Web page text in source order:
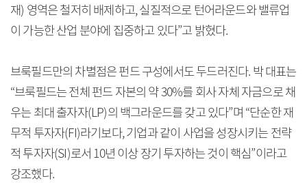
재) 영역은 철저히 배제하고, 실질적으로 턴어라운드와 밸류업
이 가능한 산업 분야에 집중하고 있다”고 밝혔다.
브룩필드만의 차별점은 펀드 구성에서도 두드러진다. 박 대표는
“브룩필드는 전체 펀드 자본의 약 30%를 회사 자체 자금으로 채
우는 최대 출자자(LP)의 백그라운드를 갖고 있다”며 “단순한 재
무적 투자자(FI)라기보다, 기업과 같이 사업을 성장시키는 전략
적 투자자(SI)로서 10년 이상 장기 투자하는 것이 핵심”이라고
강조했다.